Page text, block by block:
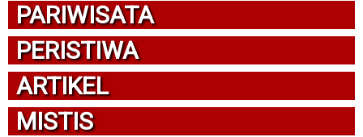
PARIWISATA
PERISTIWA
ARTIKEL
MISTIS